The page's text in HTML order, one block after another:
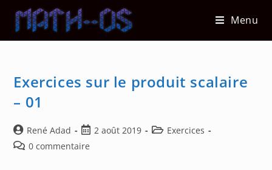
content
Menu
Exercices sur le produit scalaire
– 01
Auteur/autrice
de
René Adad
Post
published:
2 août 2019
PostExercices
Post0 commentaire